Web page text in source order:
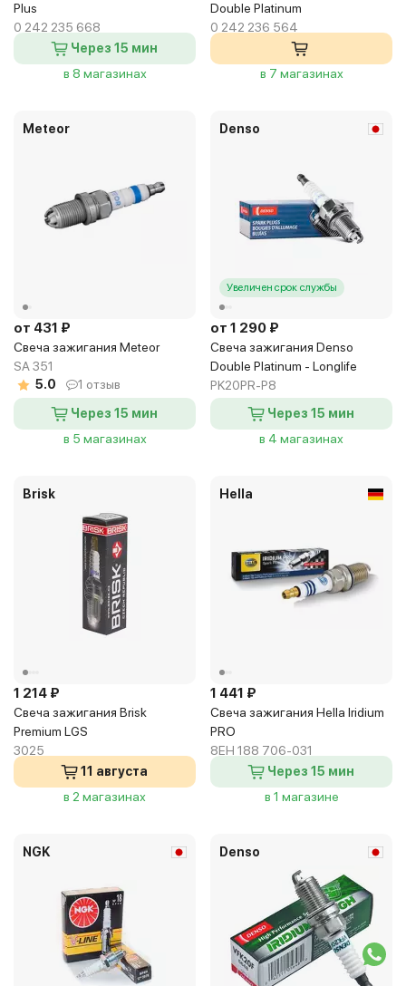
Plus
0 242 235 668
Через 15 мин
в 8 магазинах
Double Platinum
0 242 236 564
в 7 магазинах
Meteor
от 431 ₽
Свеча зажигания Meteor
SA 351
5.0
1 отзыв
Через 15 мин
в 5 магазинах
Denso
Увеличен срок службы
от 1 290 ₽
Свеча зажигания Denso
Double Platinum - Longlife
PK20PR-P8
Через 15 мин
в 4 магазинах
Brisk
1 214 ₽
Свеча зажигания Brisk
Premium LGS
3025
11 августа
в 2 магазинах
Hella
1 441 ₽
Свеча зажигания Hella Iridium
PRO
8EH 188 706-031
Через 15 мин
в 1 магазине
NGK Denso